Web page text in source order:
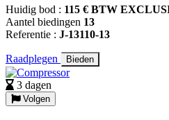
Huidig bod : 115 € BTW
Aantel biedingen 13
Referentie : J-13110-13
Raadplegen Bieden
3 dagen
Volgen